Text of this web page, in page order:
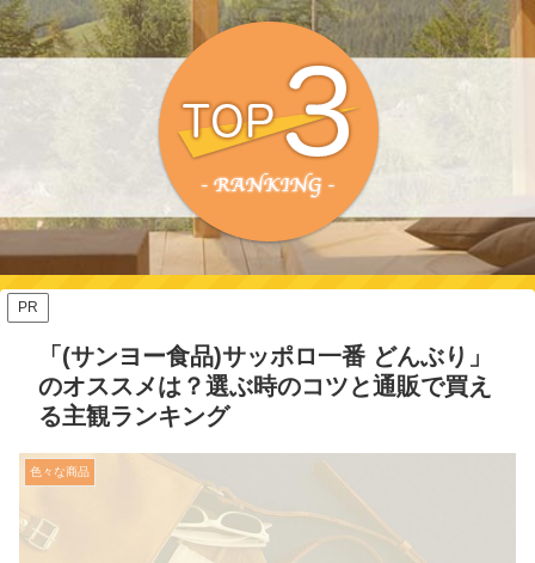
PR
「(サンヨー食品)サッポロ一番 どんぶり」
のオススメは？選ぶ時のコツと通販で買え
る主観ランキング
色々な商品